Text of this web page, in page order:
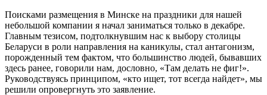
Поисками размещения в Минске на праздники для нашей
небольшой компании я начал заниматься только в декабре.
Главным тезисом, подтолкнувшим нас к выбору столицы
Беларуси в роли направления на каникулы, стал антагонизм,
порожденный тем фактом, что большинство людей, бывавших
здесь ранее, говорили нам, дословно, «Там делать не фиг!».
Руководствуясь принципом, «кто ищет, тот всегда найдет», мы
решили опровергнуть это заявление.